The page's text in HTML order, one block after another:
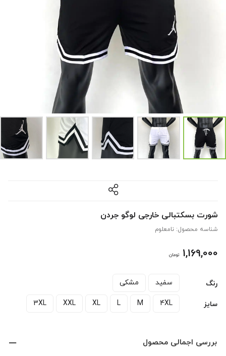
شورت بسکتبالی خارجی لوگو جردن
شناسه محصول: نامعلوم
1,169,000 تومان
رنگ سفید مشکی
سایز 4XL
M
L
XL
XXL
3XL
بررسی اجمالی محصول